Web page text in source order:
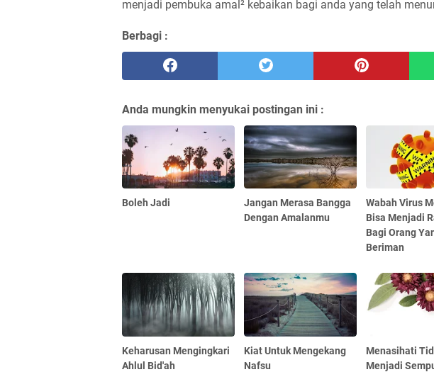
Berbagi :
Anda mungkin menyukai postingan ini :
Boleh Jadi
Jangan Merasa Bangga
Dengan Amalanmu
Wabah Virus
Bisa Menjadi
Bagi Orang
Beriman
Keharusan Mengingkari
Ahlul Bid'ah
Kiat Untuk Mengekang
Nafsu
Menasihati
Menjadi